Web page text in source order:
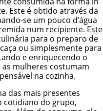
Este é obtido através da
se um pouco d’água
num recipiente. Este
para o preparo de
ou simplesmente para
e enriquecendo o
mulheres costumam
na cozinha.
das mais presentes
cotidiano do grupo,